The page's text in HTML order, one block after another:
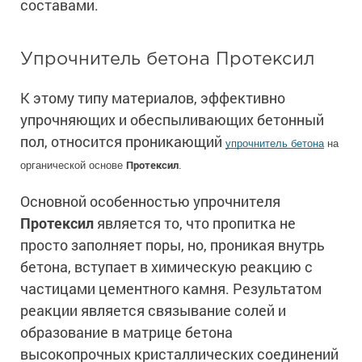
Сопутствующие товары
Морозостойкие краски для металла
Сопутствующие товары
составами.
Упрочнитель бетона Протексил
К этому типу материалов, эффективно
упрочняющих и обеспыливающих бетонный
пол, относится проникающий упрочнитель бетонана
органической основе Протексил.
Основной особенностью упрочнителя
Протексил является то, что пропитка не
просто заполняет поры, но, проникая внутрь
бетона, вступает в химическую реакцию с
частицами цементного камня. Результатом
реакции является связывание солей и
образование в матрице бетона
высокопрочных кристаллических соединений